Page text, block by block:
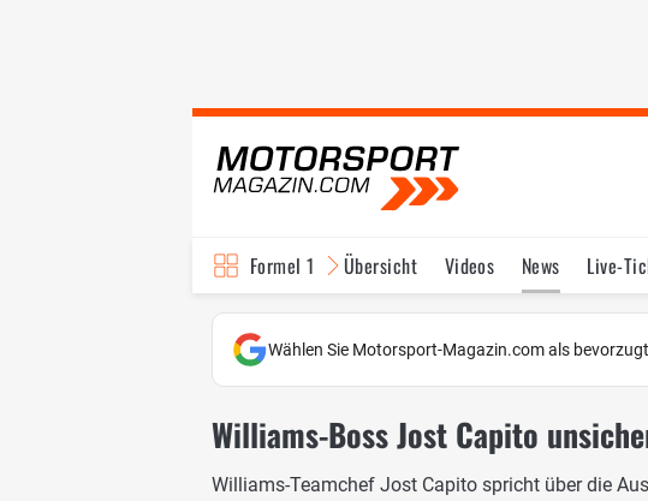
Formel 1 Übersicht Videos News Live-
Fahrer & Teams
Bilder
Wählen Sie Motorsport-Magazin.com als
Williams-Boss Jost Capito
Williams-Teamchef Jost Capito spricht über die